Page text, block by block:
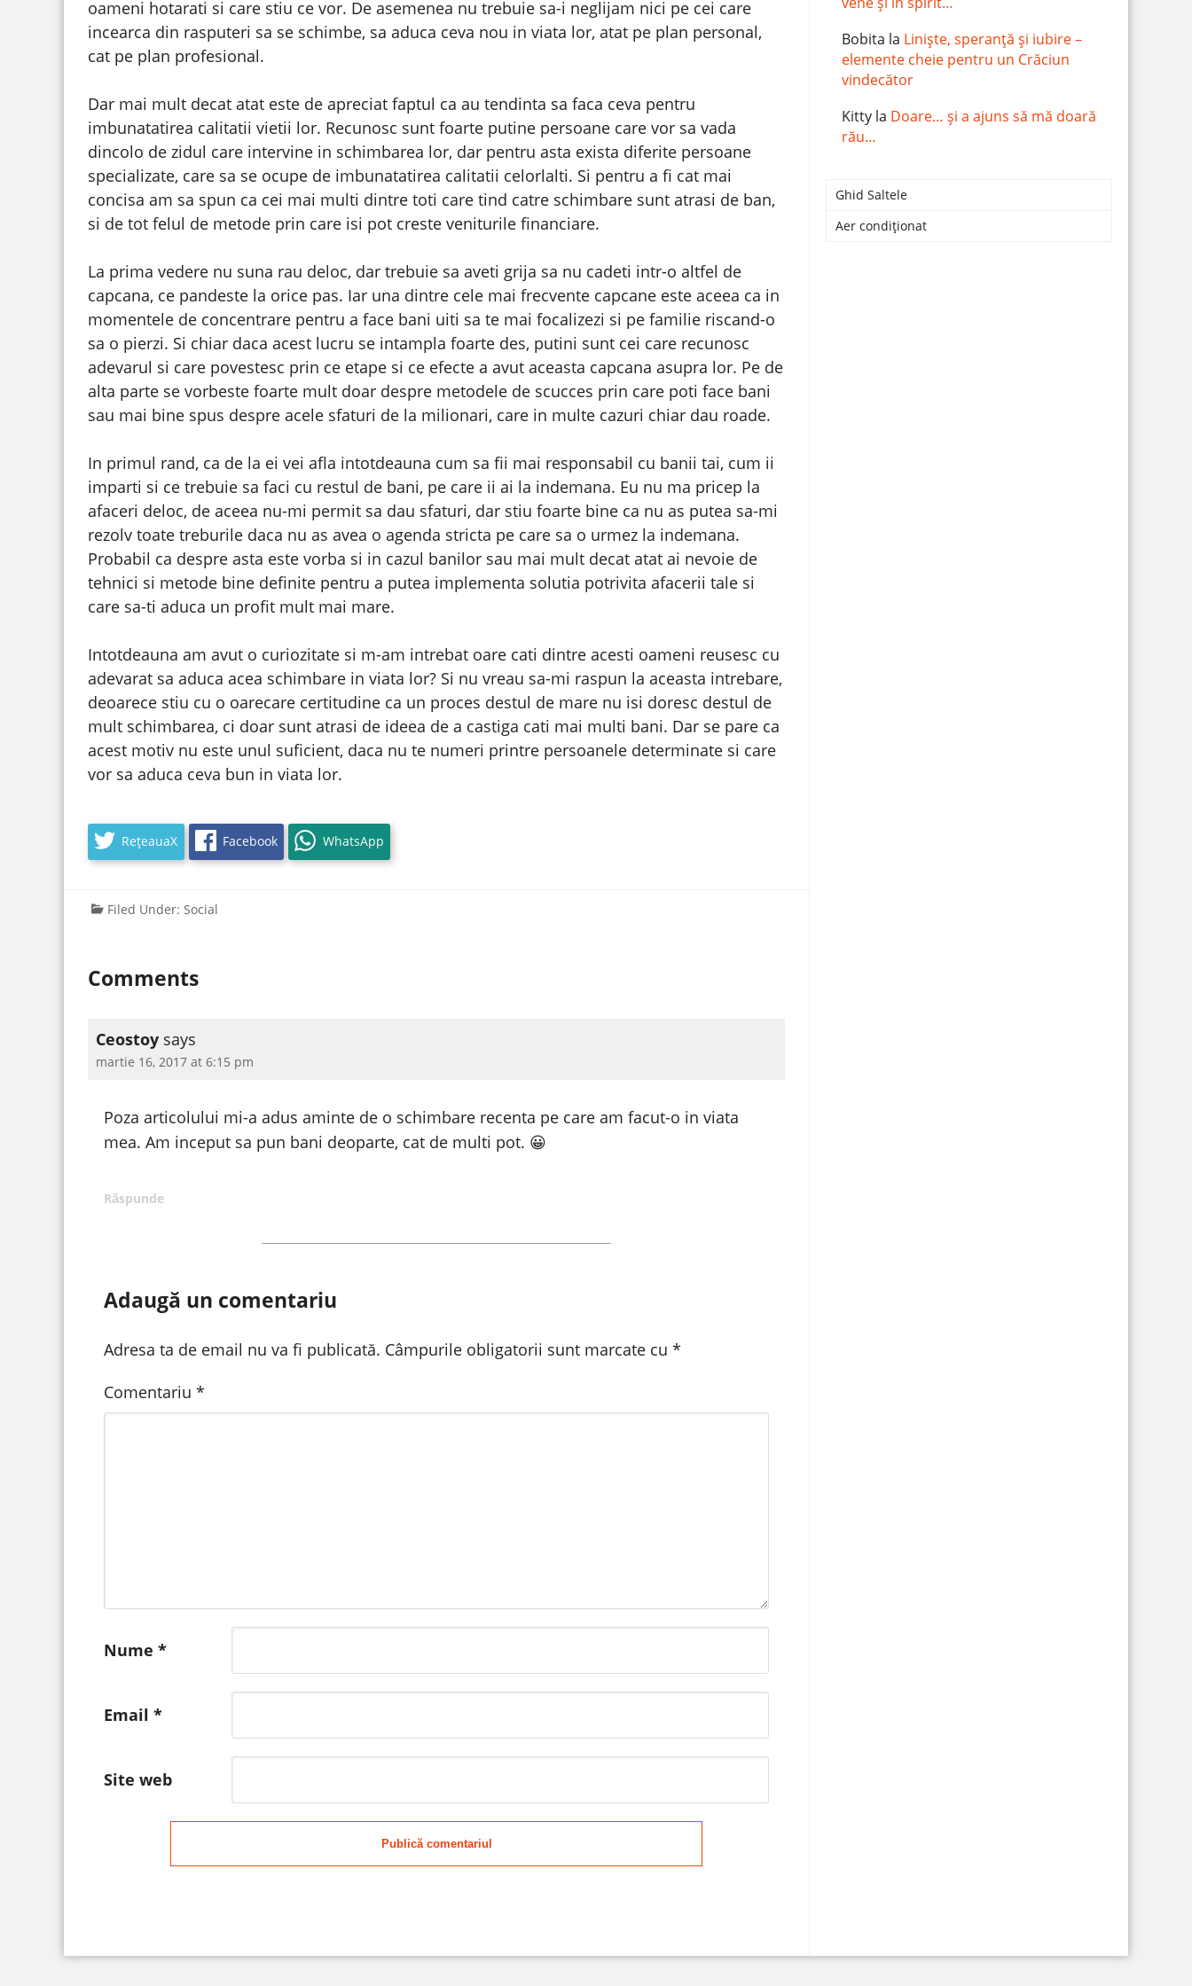
oameni hotarati si care stiu ce vor. De asemenea nu trebuie sa-i neglijam nici pe cei care
incearca din rasputeri sa se schimbe, sa aduca ceva nou in viata lor, atat pe plan personal,
cat pe plan profesional.
Dar mai mult decat atat este de apreciat faptul ca au tendinta sa faca ceva pentru
imbunatatirea calitatii vietii lor. Recunosc sunt foarte putine persoane care vor sa vada
dincolo de zidul care intervine in schimbarea lor, dar pentru asta exista diferite persoane
specializate, care sa se ocupe de imbunatatirea calitatii celorlalti. Si pentru a fi cat mai
concisa am sa spun ca cei mai multi dintre toti care tind catre schimbare sunt atrasi de ban,
si de tot felul de metode prin care isi pot creste veniturile financiare.
La prima vedere nu suna rau deloc, dar trebuie sa aveti grija sa nu cadeti intr-o altfel de
capcana, ce pandeste la orice pas. Iar una dintre cele mai frecvente capcane este aceea ca in
momentele de concentrare pentru a face bani uiti sa te mai focalizezi si pe familie riscand-o
sa o pierzi. Si chiar daca acest lucru se intampla foarte des, putini sunt cei care recunosc
adevarul si care povestesc prin ce etape si ce efecte a avut aceasta capcana asupra lor. Pe de
alta parte se vorbeste foarte mult doar despre metodele de scucces prin care poti face bani
sau mai bine spus despre acele sfaturi de la milionari, care in multe cazuri chiar dau roade.
In primul rand, ca de la ei vei afla intotdeauna cum sa fii mai responsabil cu banii tai, cum ii
imparti si ce trebuie sa faci cu restul de bani, pe care ii ai la indemana. Eu nu ma pricep la
afaceri deloc, de aceea nu-mi permit sa dau sfaturi, dar stiu foarte bine ca nu as putea sa-mi
rezolv toate treburile daca nu as avea o agenda stricta pe care sa o urmez la indemana.
Probabil ca despre asta este vorba si in cazul banilor sau mai mult decat atat ai nevoie de
tehnici si metode bine definite pentru a putea implementa solutia potrivita afacerii tale si
care sa-ti aduca un profit mult mai mare.
Intotdeauna am avut o curiozitate si m-am intrebat oare cati dintre acesti oameni reusesc cu
adevarat sa aduca acea schimbare in viata lor? Si nu vreau sa-mi raspun la aceasta intrebare,
deoarece stiu cu o oarecare certitudine ca un proces destul de mare nu isi doresc destul de
mult schimbarea, ci doar sunt atrasi de ideea de a castiga cati mai multi bani. Dar se pare ca
acest motiv nu este unul suficient, daca nu te numeri printre persoanele determinate si care
vor sa aduca ceva bun in viata lor.
RețeauaX Facebook WhatsApp
Filed Under: Social
Comments
Ceostoy says
martie 16, 2017 at 6:15 pm
Poza articolului mi-a adus aminte de o schimbare recenta pe care am facut-o in viata
mea. Am inceput sa pun bani deoparte, cat de multi pot. 😀
Răspunde
Adaugă un comentariu
Adresa ta de email nu va fi publicată. Câmpurile obligatorii sunt marcate cu *
Comentariu *
Nume *
Email *
Site web
Publică comentariul
Bobita la Liniște, speranță și iubire –
elemente cheie pentru un Crăciun
vindecător
Kitty la Doare… și a ajuns să mă doară
rău…
Ghid Saltele
Aer condiționat